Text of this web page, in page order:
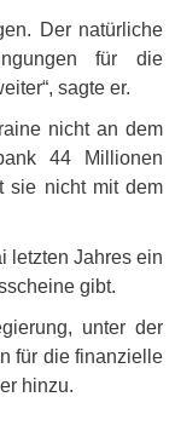
Der natürliche
für die
sagte er.
nicht an dem
44 Millionen
sie nicht mit dem
letzten Jahres ein
gibt.
unter der
für die finanzielle
hinzu.